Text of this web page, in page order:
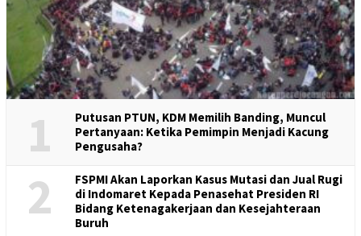
1
Putusan PTUN, KDM Memilih Banding, Muncul
Pertanyaan: Ketika Pemimpin Menjadi Kacung
Pengusaha?
2
FSPMI Akan Laporkan Kasus Mutasi dan Jual Rugi
di Indomaret Kepada Penasehat Presiden RI
Bidang Ketenagakerjaan dan Kesejahteraan
Buruh